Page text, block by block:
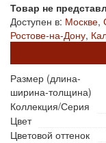
Товар не
Доступен в: Москве,
Ростове-на-Дону,
Размер (длина-
ширина-толщина)
Коллекция/Серия
Цвет
Цветовой оттенок